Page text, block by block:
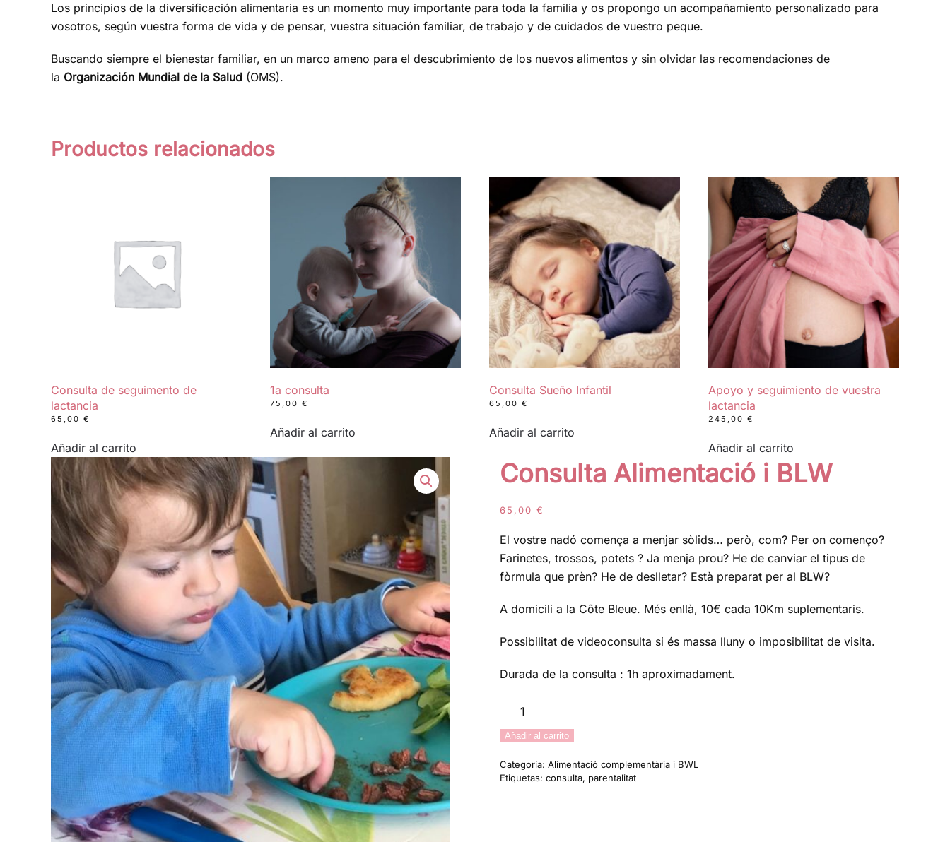
Los principios de la diversificación alimentaria es un momento muy importante para toda la familia y os propongo un acompañamiento personalizado para
vosotros, según vuestra forma de vida y de pensar, vuestra situación familiar, de trabajo y de cuidados de vuestro peque.
Buscando siempre el bienestar familiar, en un marco ameno para el descubrimiento de los nuevos alimentos y sin olvidar las recomendaciones de
la Organización Mundial de la Salud (OMS).
Productos relacionados
Consulta de seguimento de
lactancia
65,00 €
Añadir al carrito
1a consulta
75,00 €
Añadir al carrito
Consulta Sueño Infantil
65,00 €
Añadir al carrito
Apoyo y seguimiento de vuestra
lactancia
245,00 €
Añadir al carrito
Consulta Alimentació i BLW
65,00 €
El vostre nadó comença a menjar sòlids… però, com? Per on començo?
Farinetes, trossos, potets ? Ja menja prou? He de canviar el tipus de
fòrmula que prèn? He de deslletar? Està preparat per al BLW?
A domicili a la Côte Bleue. Més enllà, 10€ cada 10Km suplementaris.
Possibilitat de videoconsulta si és massa lluny o imposibilitat de visita.
Durada de la consulta : 1h aproximadament.
Consulta
Alimentació
i
BLW
cantidad
Añadir al carrito
Categoría: Alimentació complementària i BWL
Etiquetas: consulta, parentalitat